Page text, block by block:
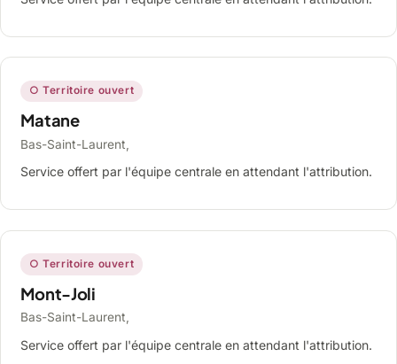
○ Territoire ouvert
Matane
Bas-Saint-Laurent,
Service offert par l'équipe centrale en attendant l'attribution.
○ Territoire ouvert
Mont-Joli
Bas-Saint-Laurent,
Service offert par l'équipe centrale en attendant l'attribution.